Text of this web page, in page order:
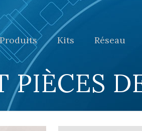
Kits Réseau
PIÈCES